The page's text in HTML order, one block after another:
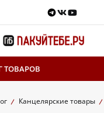
Telegram
VKontakte
Youtube
ТОВАРОВ
Канцелярские товары